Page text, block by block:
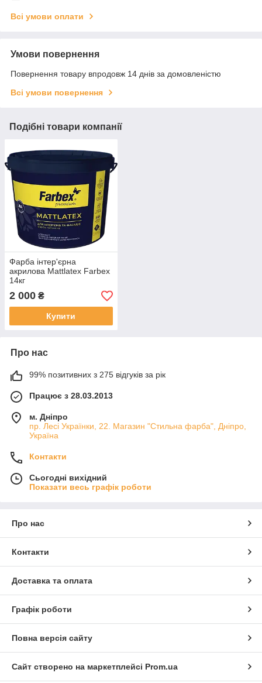
Всі умови оплати
Умови повернення
Повернення товару впродовж 14 днів за домовленістю
Всі умови повернення
Подібні товари компанії
Фарба інтер'єрна
акрилова Mattlatex Farbex
14кг
2 000 ₴
Купити
Про нас
99% позитивних з 275 відгуків за рік
Працює з 28.03.2013
м. Дніпро
пр. Лесі Українки, 22. Магазин "Стильна фарба", Дніпро,
Україна
Контакти
Сьогодні вихідний
Показати весь графік роботи
Про нас
Контакти
Доставка та оплата
Графік роботи
Повна версія сайту
Сайт створено на маркетплейсі Prom.ua